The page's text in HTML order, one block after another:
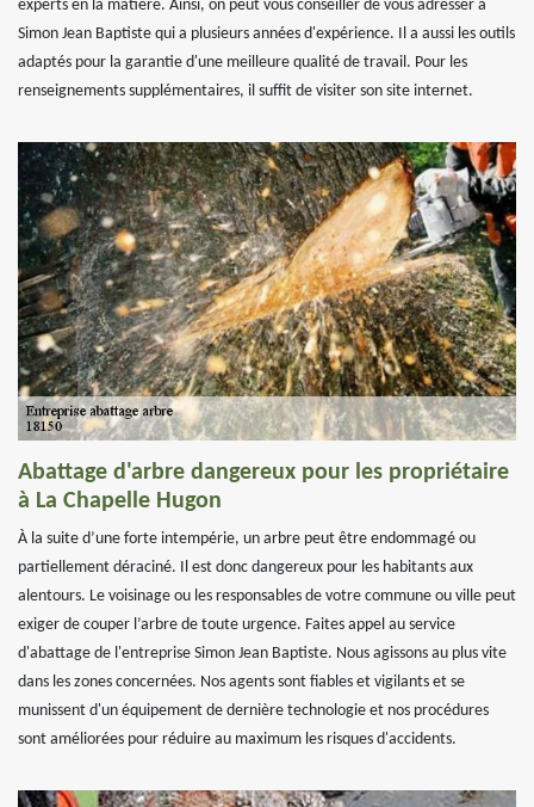
experts en la matière. Ainsi, on peut vous conseiller de vous adresser à
Simon Jean Baptiste qui a plusieurs années d'expérience. Il a aussi les outils
adaptés pour la garantie d'une meilleure qualité de travail. Pour les
renseignements supplémentaires, il suffit de visiter son site internet.
Abattage d'arbre dangereux pour les propriétaire
à La Chapelle Hugon
À la suite d’une forte intempérie, un arbre peut être endommagé ou
partiellement déraciné. Il est donc dangereux pour les habitants aux
alentours. Le voisinage ou les responsables de votre commune ou ville peut
exiger de couper l’arbre de toute urgence. Faites appel au service
d'abattage de l'entreprise Simon Jean Baptiste. Nous agissons au plus vite
dans les zones concernées. Nos agents sont fiables et vigilants et se
munissent d'un équipement de dernière technologie et nos procédures
sont améliorées pour réduire au maximum les risques d'accidents.